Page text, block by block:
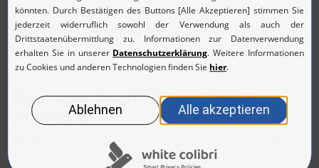
diese am Versand von Nachrichten zu hindern.
Sichern Sie mobile E-Mails durch die Aktivierung von
S/MIME für die Ver- und Entschlüsselung zusätzlich ab.
Bedingter Zugriff für Exchange
ActiveSync
Mit Mobile Device Manager Plus können Sie den Zugriff auf
Exchange ActiveSync auf Geräte beschränken, die in der